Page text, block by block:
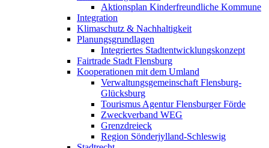
Aktionsplan Kinderfreundliche Kommune
Integration
Klimaschutz & Nachhaltigkeit
Planungsgrundlagen
Integriertes Stadtentwicklungskonzept
Fairtrade Stadt Flensburg
Kooperationen mit dem Umland
Verwaltungsgemeinschaft Flensburg-
Glücksburg
Tourismus Agentur Flensburger Förde
Zweckverband WEG
Grenzdreieck
Region Sönderjylland-Schleswig